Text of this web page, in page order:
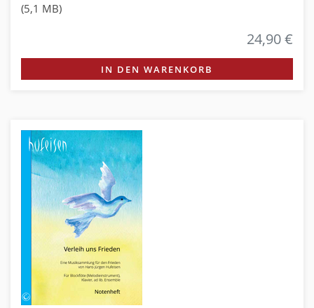
(5,1 MB)
24,90 €
IN DEN WARENKORB